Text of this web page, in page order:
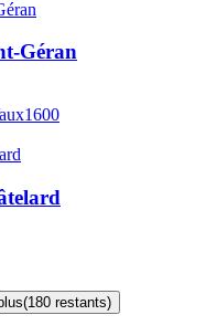
Géran
1600
(180 restants)